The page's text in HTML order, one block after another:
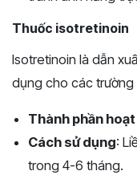
Thuốc isotretinoin
Isotretinoin là dẫn
dụng cho các trường
Thành phần
Cách sử dụng:
trong 4-6 tháng.